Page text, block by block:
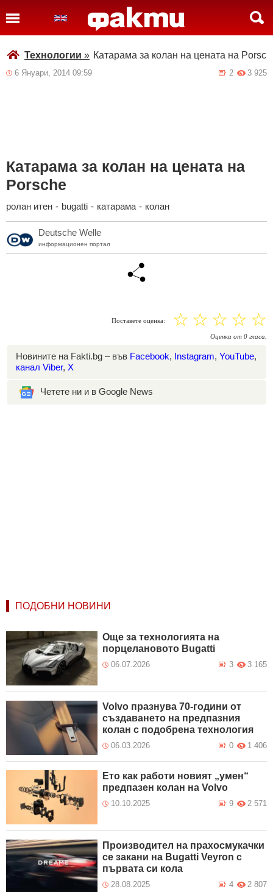
Технологии » Катарама за колан на цената на
6 Януари, 2014 09:59 3 925
2
Катарама за колан на цената на
Porsche
ролан итен - bugatti - катарама - колан
Deutsche Welle
информационен портал
Поставете оценка: ☆
☆
☆
☆
☆
Оценка от 0 гласа.
Новините на Fakti.bg – във Facebook, Instagram, YouTube,
канал Viber, X
Четете ни и в Google News
ПОДОБНИ НОВИНИ
Още за технологията на
порцелановото Bugatti
06.07.2026 3 165
3
Volvo празнува 70-години от
създаването на предпазния
колан с подобрена технология
06.03.2026 1 406
0
Ето как работи новият „умен“
предпазен колан на Volvo
10.10.2025 2 571
9
Производител на прахосмукачки
се закани на Bugatti Veyron с
първата си кола
28.08.2025 2 807
4